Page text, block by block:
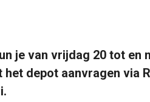
je van vrijdag 20 tot en
depot aanvragen via